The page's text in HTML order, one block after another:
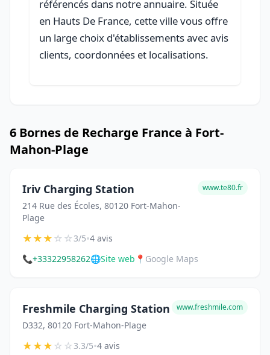
référencés dans notre annuaire. Située
en Hauts De France, cette ville vous offre
un large choix d'établissements avec avis
clients, coordonnées et localisations.
6 Bornes de Recharge France à Fort-
Mahon-Plage
Iriv Charging Station
214 Rue des Écoles, 80120 Fort-Mahon-
Plage
www.te80.fr
★★★☆☆3/5•4 avis
📞+33322958262🌐Site web 📍 Google Maps
Freshmile Charging Station
D332, 80120 Fort-Mahon-Plage
www.freshmile.com
★★★☆☆3.3/5•4 avis